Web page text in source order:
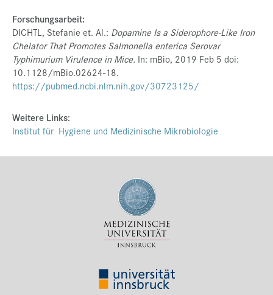
Forschungsarbeit:
DICHTL, Stefanie et. Al.: Dopamine Is a Siderophore-Like Iron
Chelator That Promotes Salmonella enterica Serovar
Typhimurium Virulence in Mice. In: mBio, 2019 Feb 5 doi:
10.1128/mBio.02624-18.
https://pubmed.ncbi.nlm.nih.gov/30723125/
Weitere Links:
Institut für Hygiene und Medizinische Mikrobiologie